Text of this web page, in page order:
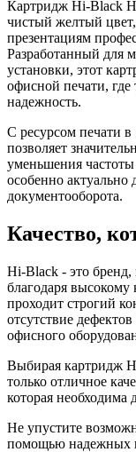
Картридж Hi-Black
чистый желтый
презентациям
Разработанный для
установки, этот
офисной печати, где
надежность.
С ресурсом печати
позволяет
уменьшения
особенно
документооборота.
Качество,
Hi-Black - это бренд,
благодаря
проходит строгий
отсутствие
офисного
Выбирая картридж
только отличное
которая необходима
Не упустите
помощью надежных